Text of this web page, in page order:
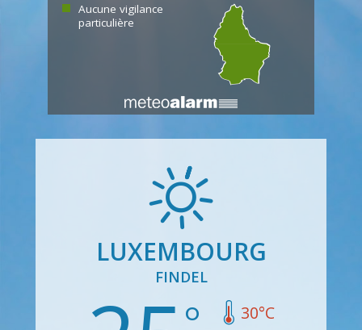
Aucune vigilance
particulière
LUXEMBOURG
FINDEL
30°C